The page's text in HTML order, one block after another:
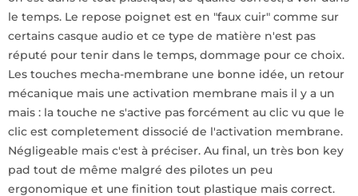
le temps. Le repose poignet est en "faux cuir" comme sur
certains casque audio et ce type de matière n'est pas
réputé pour tenir dans le temps, dommage pour ce choix.
Les touches mecha-membrane une bonne idée, un retour
mécanique mais une activation membrane mais il y a un
mais : la touche ne s'active pas forcément au clic vu que le
clic est completement dissocié de l'activation membrane.
Négligeable mais c'est à préciser. Au final, un très bon key
pad tout de même malgré des pilotes un peu
ergonomique et une finition tout plastique mais correct.